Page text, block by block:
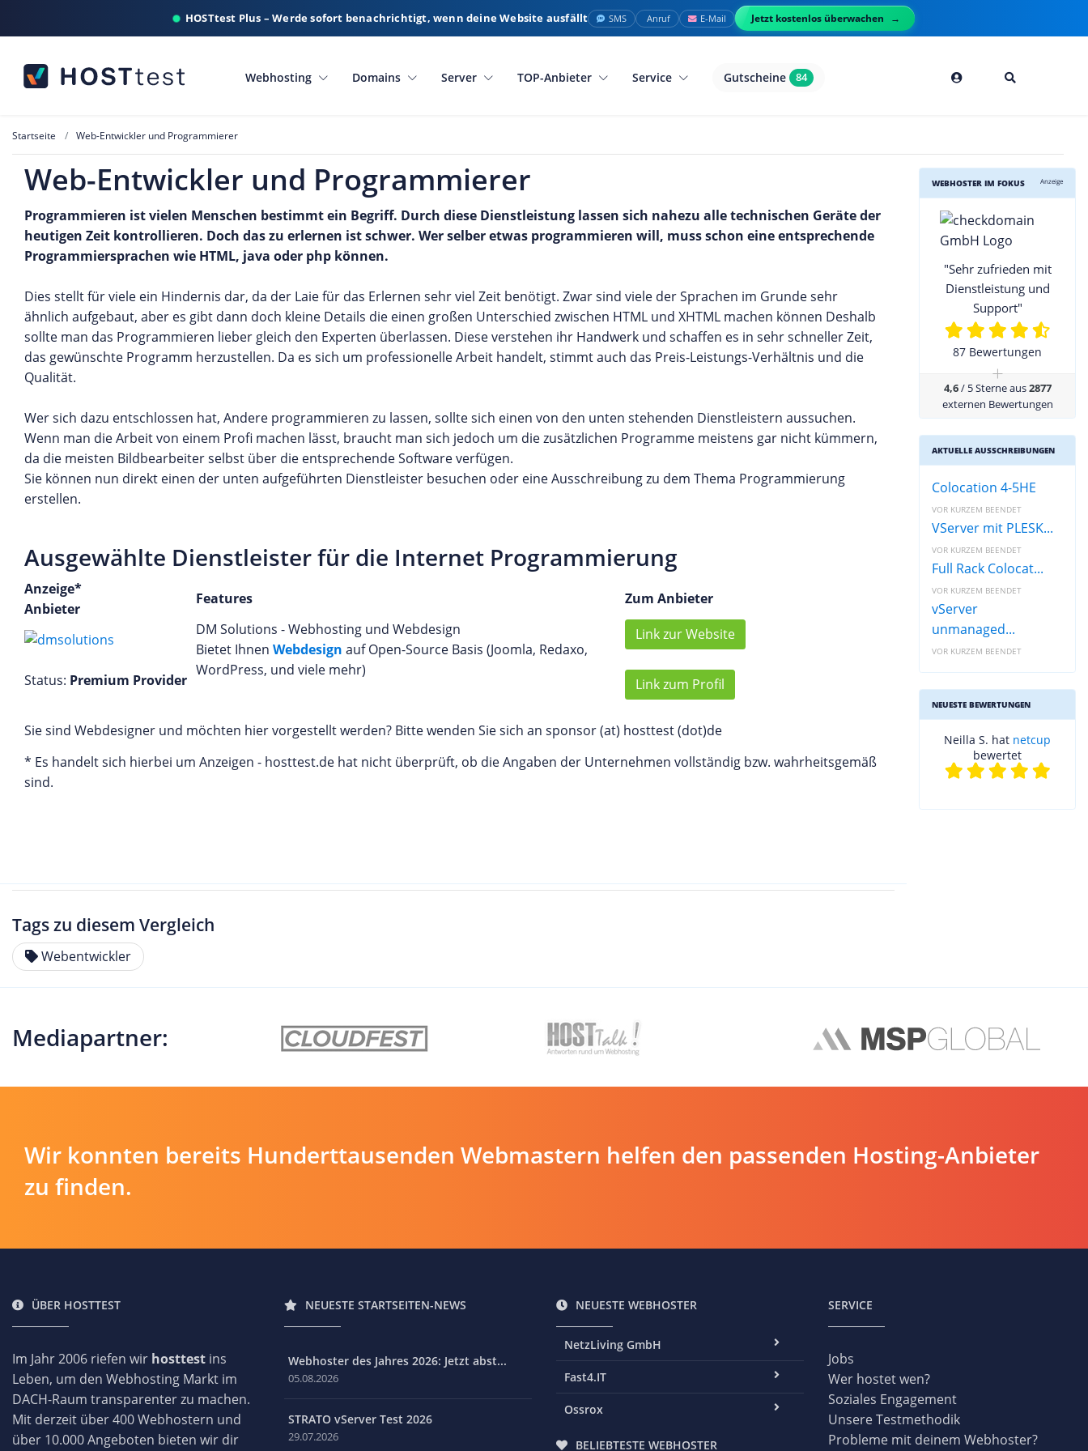
HOSTtest Plus – Werde sofort benachrichtigt, wenn deine Website ausfällt SMS Anruf E-Mail Jetzt kostenlos überwachen
Webhosting Domains Server TOP-Anbieter Service Gutscheine 84
Startseite Web-Entwickler und Programmierer
Web-Entwickler und Programmierer
Programmieren ist vielen Menschen bestimmt ein Begriff. Durch diese Dienstleistung lassen sich nahezu alle technischen Geräte der
heutigen Zeit kontrollieren. Doch das zu erlernen ist schwer. Wer selber etwas programmieren will, muss schon eine entsprechende
Programmiersprachen wie HTML, java oder php können.
Dies stellt für viele ein Hindernis dar, da der Laie für das Erlernen sehr viel Zeit benötigt. Zwar sind viele der Sprachen im Grunde sehr
ähnlich aufgebaut, aber es gibt dann doch kleine Details die einen großen Unterschied zwischen HTML und XHTML machen können Deshalb
sollte man das Programmieren lieber gleich den Experten überlassen. Diese verstehen ihr Handwerk und schaffen es in sehr schneller Zeit,
das gewünschte Programm herzustellen. Da es sich um professionelle Arbeit handelt, stimmt auch das Preis-Leistungs-Verhältnis und die
Qualität.
Wer sich dazu entschlossen hat, Andere programmieren zu lassen, sollte sich einen von den unten stehenden Dienstleistern aussuchen.
Wenn man die Arbeit von einem Profi machen lässt, braucht man sich jedoch um die zusätzlichen Programme meistens gar nicht kümmern,
da die meisten Bildbearbeiter selbst über die entsprechende Software verfügen.
Sie können nun direkt einen der unten aufgeführten Dienstleister besuchen oder eine Ausschreibung zu dem Thema Programmierung
erstellen.
Ausgewählte Dienstleister für die Internet Programmierung
Anzeige*
Anbieter
Features Zum Anbieter
Status: Premium Provider
DM Solutions - Webhosting und Webdesign
Bietet Ihnen Webdesign auf Open-Source Basis (Joomla, Redaxo,
WordPress, und viele mehr)
Link zur Website
Link zum Profil
Sie sind Webdesigner und möchten hier vorgestellt werden? Bitte wenden Sie sich an sponsor (at) hosttest (dot)de
* Es handelt sich hierbei um Anzeigen - hosttest.de hat nicht überprüft, ob die Angaben der Unternehmen vollständig bzw. wahrheitsgemäß
sind.
Tags zu diesem Vergleich
Webentwickler
WEBHOSTER IM FOKUS Anzeige
"Sehr zufrieden mit
Dienstleistung und
Support"
87 Bewertungen
+
4,6/ 5 Sterne aus2877
externen Bewertungen
AKTUELLE AUSSCHREIBUNGEN
Colocation 4-5HE
VOR KURZEM BEENDET
VServer mit PLESK...
VOR KURZEM BEENDET
Full Rack Colocat...
VOR KURZEM BEENDET
vServer
unmanaged...
VOR KURZEM BEENDET
NEUESTE BEWERTUNGEN
Neilla S. hat netcup
bewertet
Mediapartner:
Wir konnten bereits Hunderttausenden Webmastern helfen den passenden Hosting-Anbieter
zu finden.
ÜBER HOSTTEST
Im Jahr 2006 riefen wir hosttest ins
Leben, um den Webhosting Markt im
DACH-Raum transparenter zu machen.
Mit derzeit über 400 Webhostern und
über 10.000 Angeboten bieten wir dir
NEUESTE STARTSEITEN-NEWS
Webhoster des Jahres 2026: Jetzt abst...
05.08.2026
STRATO vServer Test 2026
29.07.2026
NEUESTE WEBHOSTER
NetzLiving GmbH
Fast4.IT
Ossrox
BELIEBTESTE WEBHOSTER
SERVICE
Jobs
Wer hostet wen?
Soziales Engagement
Unsere Testmethodik
Probleme mit deinem Webhoster?